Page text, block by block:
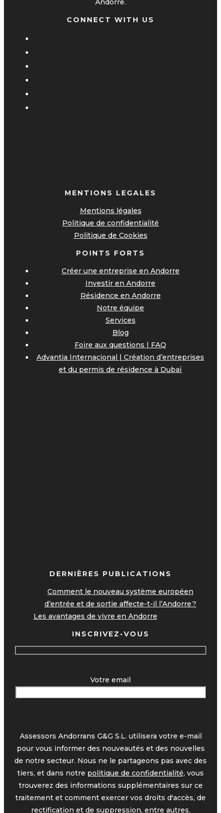
Andorre.
CONNECT WITH US
MENTIONS LEGALES
Mentions légales
Politique de confidentialité
Politique de Cookies
POINTS FORTS
Créer une entreprise en Andorre
Investir en Andorre
Résidence en Andorre
Notre équipe
Services
Blog
Foire aux questions | FAQ
Advantia Internacional | Création d’entreprises
et du permis de résidence à Dubaï
DERNIÈRES PUBLICATIONS
Comment le nouveau système européen
d’entrée et de sortie affecte-t-il l’Andorre ?
Les avantages de vivre en Andorre
INSCRIVEZ-VOUS
Votre email
Assessors Andorrans G&G S.L. utilisera votre e-mail
pour vous informer des nouveautés et des nouvelles
de notre secteur. Nous ne le partageons pas avec des
tiers, et dans notre politique de confidentialité, vous
trouverez des informations supplémentaires sur ce
traitement et comment exercer vos droits d'accès, de
rectification et de suppression, entre autres.